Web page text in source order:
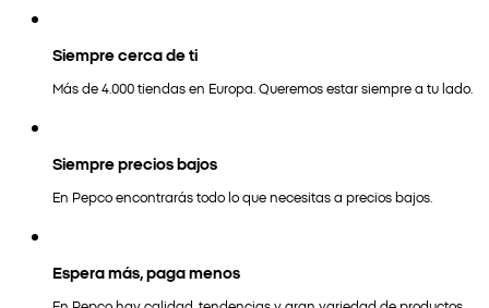
Siempre cerca de ti
Más de 4.000 tiendas en Europa. Queremos estar siempre a tu lado.
Siempre precios bajos
En Pepco encontrarás todo lo que necesitas a precios bajos.
Espera más, paga menos